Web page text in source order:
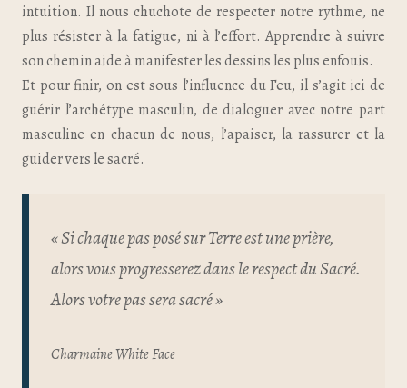
intuition. Il nous chuchote de respecter notre rythme, ne
plus résister à la fatigue, ni à l’effort. Apprendre à suivre
son chemin aide à manifester les dessins les plus enfouis.
Et pour finir, on est sous l’influence du Feu, il s’agit ici de
guérir l’archétype masculin, de dialoguer avec notre part
masculine en chacun de nous, l’apaiser, la rassurer et la
guider vers le sacré.
« Si chaque pas posé sur Terre est une prière,
alors vous progresserez dans le respect du Sacré.
Alors votre pas sera sacré »
Charmaine White Face